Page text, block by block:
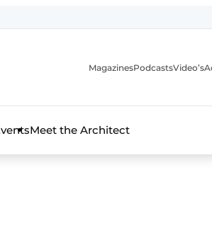
MagazinesPodcastsVideo’s
Meet the Architect